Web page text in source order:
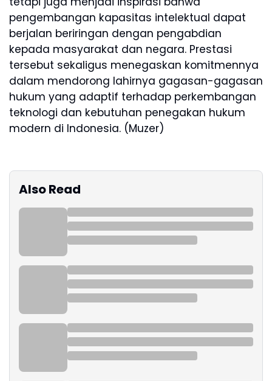
pengembangan kapasitas intelektual dapat
berjalan beriringan dengan pengabdian
kepada masyarakat dan negara. Prestasi
tersebut sekaligus menegaskan komitmennya
dalam mendorong lahirnya gagasan-gagasan
hukum yang adaptif terhadap perkembangan
teknologi dan kebutuhan penegakan hukum
modern di Indonesia. (Muzer)
Also Read